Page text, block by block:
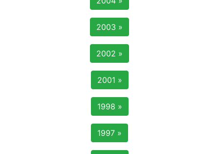
2003 »
2002 »
2001 »
1998 »
1997 »